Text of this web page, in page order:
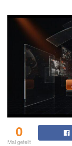
0
Mal geteilt